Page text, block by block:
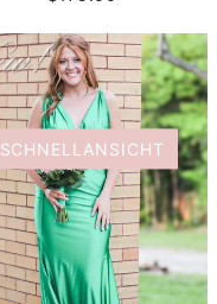
SCHNELLANSICHT